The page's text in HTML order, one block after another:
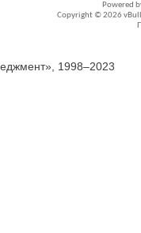
Powered
Copyright © 2026
1998–2023